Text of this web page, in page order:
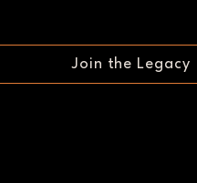
Join the Legacy